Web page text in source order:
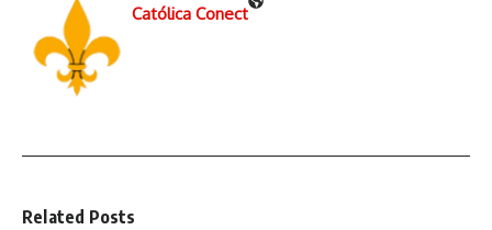
Católica Conect
Related Posts